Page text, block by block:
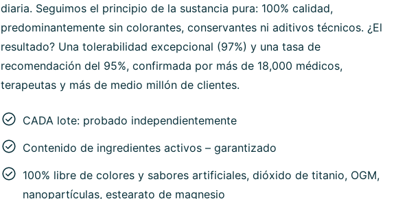
diaria. Seguimos el principio de la sustancia pura: 100% calidad,
predominantemente sin colorantes, conservantes ni aditivos técnicos. ¿El
resultado? Una tolerabilidad excepcional (97%) y una tasa de
recomendación del 95%, confirmada por más de 18,000 médicos,
terapeutas y más de medio millón de clientes.
CADA lote: probado independientemente
Contenido de ingredientes activos – garantizado
100% libre de colores y sabores artificiales, dióxido de titanio, OGM,
nanopartículas, estearato de magnesio